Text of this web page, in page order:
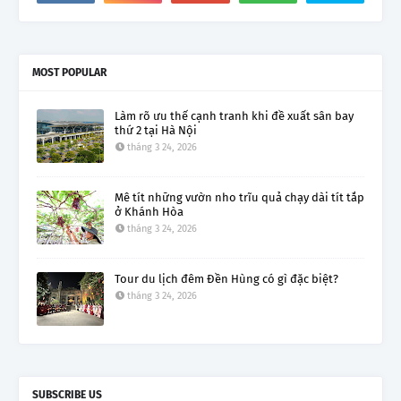
MOST POPULAR
Làm rõ ưu thế cạnh tranh khi đề xuất sân bay
thứ 2 tại Hà Nội
tháng 3 24, 2026
Mê tít những vườn nho trĩu quả chạy dài tít tắp
ở Khánh Hòa
tháng 3 24, 2026
Tour du lịch đêm Đền Hùng có gì đặc biệt?
tháng 3 24, 2026
SUBSCRIBE US